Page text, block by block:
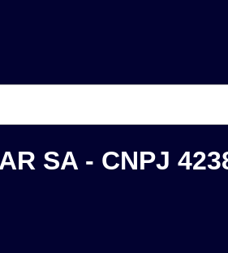
SA - CNPJ